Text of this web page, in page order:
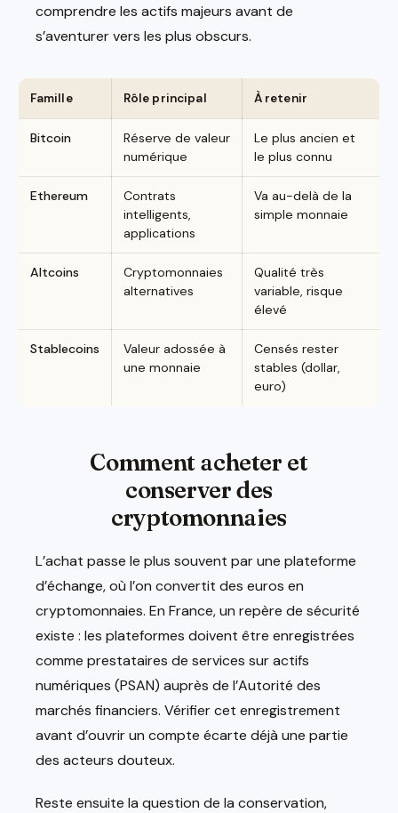
comprendre les actifs majeurs avant de
s’aventurer vers les plus obscurs.
Famille Rôle principal À retenir
Bitcoin
Réserve de valeur
numérique
Le plus ancien et
le plus connu
Ethereum
Contrats
intelligents,
applications
Va au-delà de la
simple monnaie
Altcoins
Cryptomonnaies
alternatives
Qualité très
variable, risque
élevé
Stablecoins
Valeur adossée à
une monnaie
Censés rester
stables (dollar,
euro)
Comment acheter et
conserver des
cryptomonnaies
L’achat passe le plus souvent par une plateforme
d’échange, où l’on convertit des euros en
cryptomonnaies. En France, un repère de sécurité
existe : les plateformes doivent être enregistrées
comme prestataires de services sur actifs
numériques (PSAN) auprès de l’Autorité des
marchés financiers. Vérifier cet enregistrement
avant d’ouvrir un compte écarte déjà une partie
des acteurs douteux.
Reste ensuite la question de la conservation,